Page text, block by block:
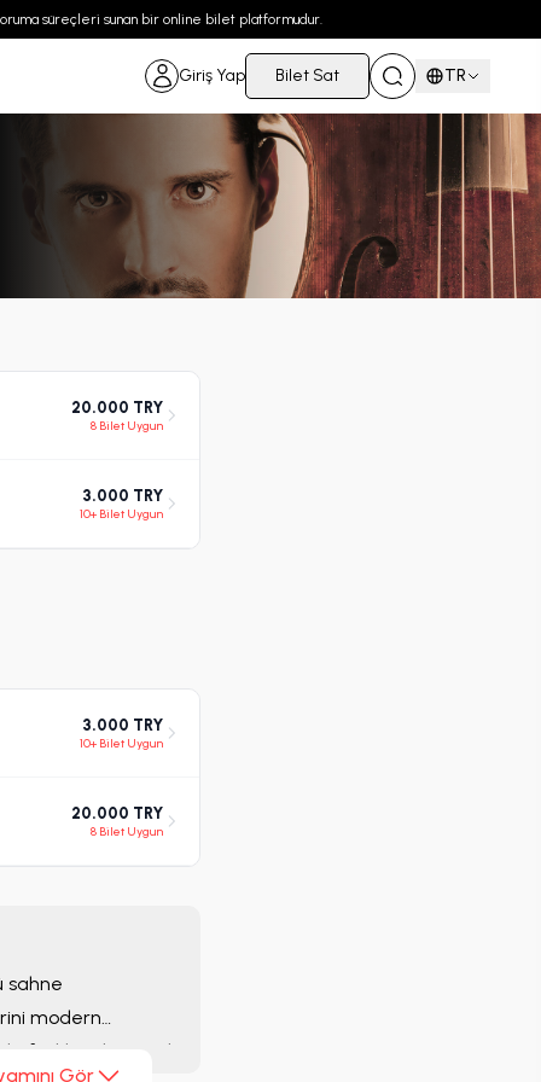
süreçleri sunan bir online bilet platformudur.
Giriş Yap Bilet Sat TR
20.000 TRY
8 Bilet Uygun
3.000 TRY
10+ Bilet Uygun
3.000 TRY
10+ Bilet Uygun
20.000 TRY
8 Bilet Uygun
sahne
modern
farklı türlere açık
Gör